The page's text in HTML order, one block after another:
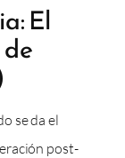
El
se da el
post-